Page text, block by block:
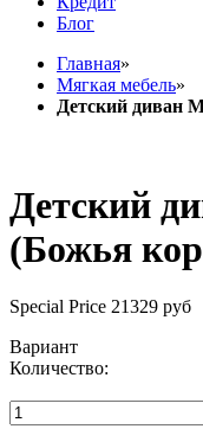
Блог
Главная»
Мягкая мебель»
Детский диван
Детский
(Божья
Special Price 21329 руб
Вариант
Количество: